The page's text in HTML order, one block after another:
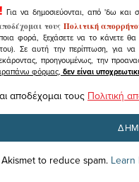
Για να δημοσιεύονται, από 'δω και
τουςΠολιτική
φορά, ξεχάσετε να το κάνετε θα
Σε αυτή την περίπτωση, για
προηγουμένως, την
φόρμας, δεν είναι
αποδέχομαι τους Πολιτική
to reduce spam.